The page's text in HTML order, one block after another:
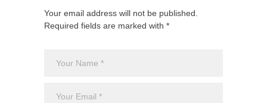
Your email address will not be published.
Required fields are marked with *